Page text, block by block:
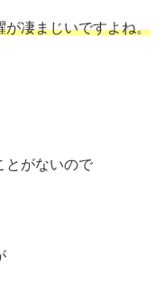
が凄まじいですよね。
とがないので